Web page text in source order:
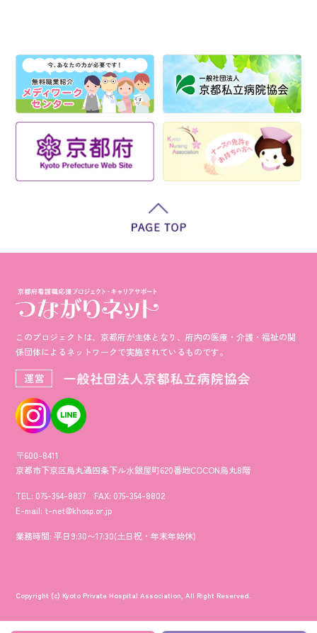
このプロジェクトは、京都府が主体となり、府内の医療・介護・福祉の関
係団体によるネットワークで実施されているものです。
〒600-8411
京都市下京区烏丸通四条下ル⽔銀屋町620番地COCON烏丸8階
TEL: 075-354-8837 FAX: 075-354-8802
E-mail: t-net@khosp.or.jp
業務時間: 平日9:30〜17:30(土日祝・年末年始休)
Copyright (c) Kyoto Private Hospital Association, All Right Reserved.